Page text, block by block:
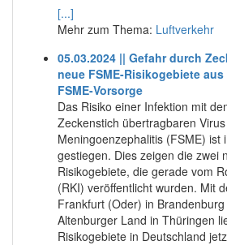
[...]
Mehr zum Thema: Luftverkehr
05.03.2024 || Gefahr durch
neue FSME-Risikogebiete
FSME-Vorsorge
Das Risiko einer Infektion mit
Zeckenstich übertragbaren
Meningoenzephalitis (FSME) ist
gestiegen. Dies zeigen die zwei
Risikogebiete, die gerade vom
(RKI) veröffentlicht wurden. Mit
Frankfurt (Oder) in
Altenburger Land in Thüringen
Risikogebiete in Deutschland